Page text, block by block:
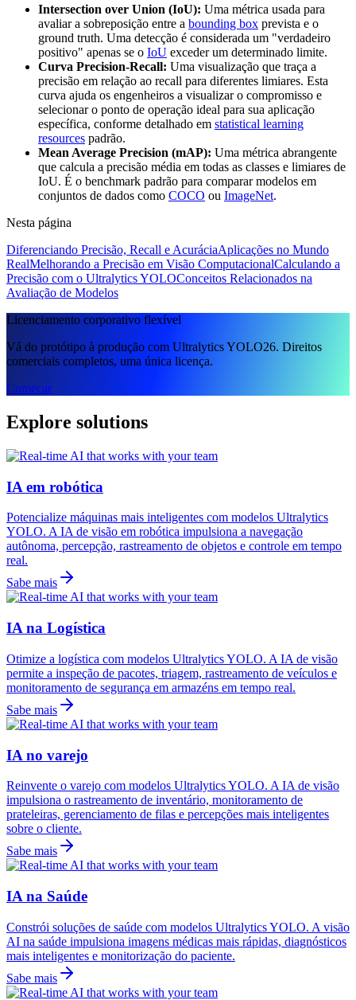
Intersection over Union (IoU): Uma métrica usada para
avaliar a sobreposição entre a bounding box prevista e o
ground truth. Uma detecção é considerada um "verdadeiro
positivo" apenas se o IoU exceder um determinado limite.
Curva Precision-Recall: Uma visualização que traça a
precisão em relação ao recall para diferentes limiares. Esta
curva ajuda os engenheiros a visualizar o compromisso e
selecionar o ponto de operação ideal para sua aplicação
específica, conforme detalhado em statistical learning
resources padrão.
Mean Average Precision (mAP): Uma métrica abrangente
que calcula a precisão média em todas as classes e limiares de
IoU. É o benchmark padrão para comparar modelos em
conjuntos de dados como COCO ou ImageNet.
Nesta página
Diferenciando Precisão, Recall e AcuráciaAplicações no Mundo
RealMelhorando a Precisão em Visão ComputacionalCalculando a
Precisão com o Ultralytics YOLOConceitos Relacionados na
Avaliação de Modelos
Licenciamento corporativo flexível
Vá do protótipo à produção com Ultralytics YOLO26. Direitos
comerciais completos, uma única licença.
Começar
Explore solutions
IA em robótica
Potencialize máquinas mais inteligentes com modelos Ultralytics
YOLO. A IA de visão em robótica impulsiona a navegação
autônoma, percepção, rastreamento de objetos e controle em tempo
real.
Sabe mais
IA na Logística
Otimize a logística com modelos Ultralytics YOLO. A IA de visão
permite a inspeção de pacotes, triagem, rastreamento de veículos e
monitoramento de segurança em armazéns em tempo real.
Sabe mais
IA no varejo
Reinvente o varejo com modelos Ultralytics YOLO. A IA de visão
impulsiona o rastreamento de inventário, monitoramento de
prateleiras, gerenciamento de filas e percepções mais inteligentes
sobre o cliente.
Sabe mais
IA na Saúde
Constrói soluções de saúde com modelos Ultralytics YOLO. A visão
AI na saúde impulsiona imagens médicas mais rápidas, diagnósticos
mais inteligentes e monitorização do paciente.
Sabe mais